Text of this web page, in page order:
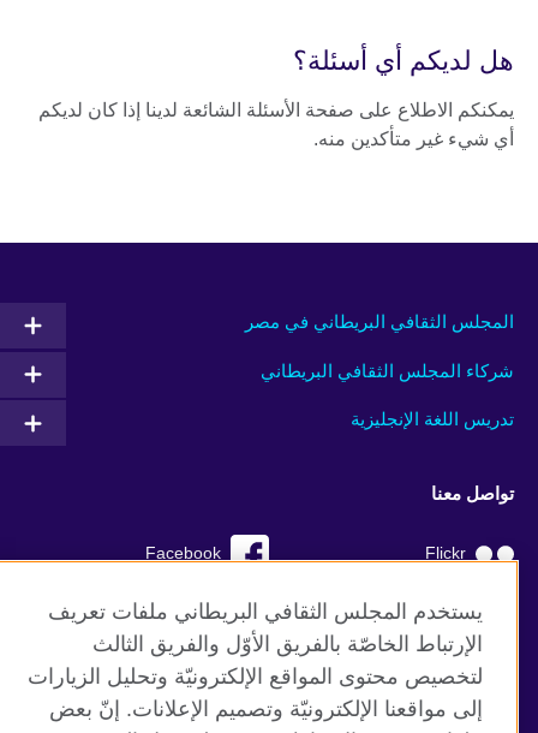
هل لديكم أي أسئلة؟
يمكنكم الاطلاع على صفحة الأسئلة الشائعة لدينا إذا كان لديكم
أي شيء غير متأكدين منه.
المجلس الثقافي البريطاني في مصر
شركاء المجلس الثقافي البريطاني
تدريس اللغة الإنجليزية
تواصل معنا
Facebook Flickr
YouTube RSS
TikTok
يستخدم المجلس الثقافي البريطاني ملفات تعريف
الإرتباط الخاصّة بالفريق الأوّل والفريق الثالث
لتخصيص محتوى المواقع الإلكترونيّة وتحليل الزيارات
إلى مواقعنا الإلكترونيّة وتصميم الإعلانات. إنّ بعض